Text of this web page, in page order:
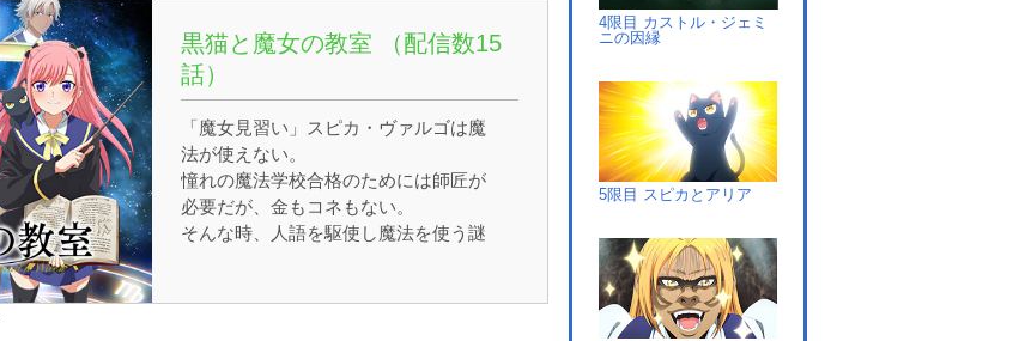
黒猫と魔女の教室 （配信数15
話）
「魔女見習い」スピカ・ヴァルゴは魔
法が使えない。
憧れの魔法学校合格のためには師匠が
必要だが、金もコネもない。
そんな時、人語を駆使し魔法を使う謎
4限目 カストル・ジェミ
ニの因縁
5限目 スピカとアリア